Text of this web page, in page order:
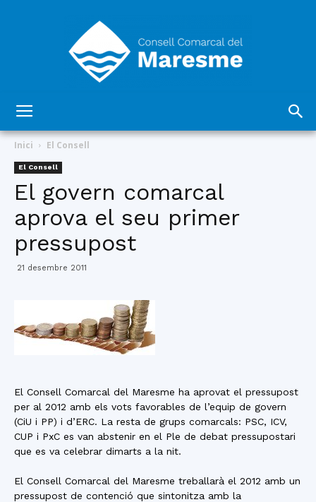
Comarcal
Inici El Consell
El Consell
El govern comarcal
aprova el seu primer
pressupost
21 desembre 2011
El Consell Comarcal del Maresme ha aprovat el pressupost
per al 2012 amb els vots favorables de l’equip de govern
(CiU i PP) i d’ERC. La resta de grups comarcals: PSC, ICV,
CUP i PxC es van abstenir en el Ple de debat pressupostari
que es va celebrar dimarts a la nit.
El Consell Comarcal del Maresme treballarà el 2012 amb un
pressupost de contenció que sintonitza amb la